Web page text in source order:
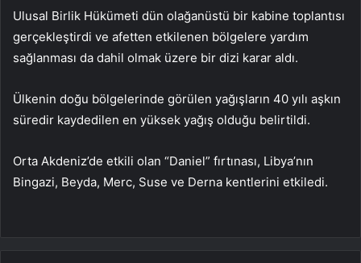
Ulusal Birlik Hükümeti dün olağanüstü bir kabine toplantısı
gerçekleştirdi ve afetten etkilenen bölgelere yardım
sağlanması da dahil olmak üzere bir dizi karar aldı.
Ülkenin doğu bölgelerinde görülen yağışların 40 yılı aşkın
süredir kaydedilen en yüksek yağış olduğu belirtildi.
Orta Akdeniz’de etkili olan “Daniel” fırtınası, Libya’nın
Bingazi, Beyda, Merc, Suse ve Derna kentlerini etkiledi.